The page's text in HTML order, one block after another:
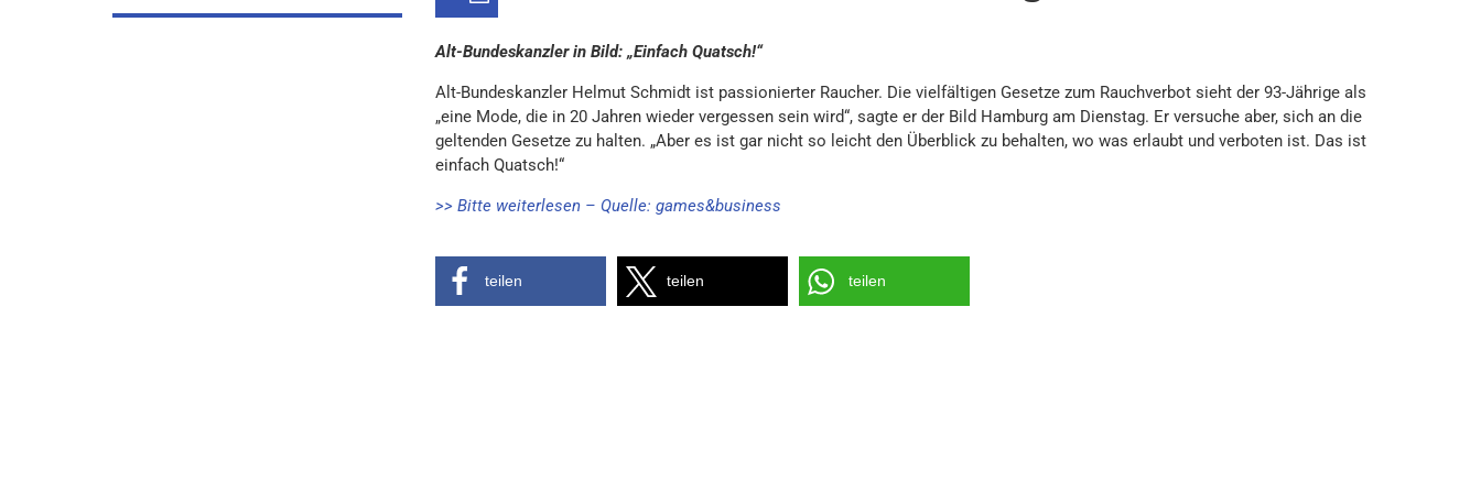
Alt-Bundeskanzler in Bild: „Einfach Quatsch!“
Alt-Bundeskanzler Helmut Schmidt ist passionierter Raucher. Die vielfältigen Gesetze zum Rauchverbot sieht der 93-Jährige als
„eine Mode, die in 20 Jahren wieder vergessen sein wird“, sagte er der Bild Hamburg am Dienstag. Er versuche aber, sich an die
geltenden Gesetze zu halten. „Aber es ist gar nicht so leicht den Überblick zu behalten, wo was erlaubt und verboten ist. Das ist
einfach Quatsch!“
>> Bitte weiterlesen – Quelle: games&business
teilen teilen teilen